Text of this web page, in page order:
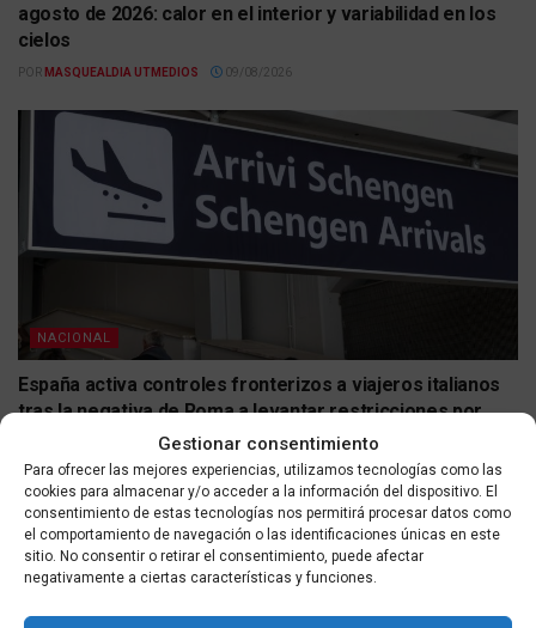
Gestionar consentimiento
Para ofrecer las mejores experiencias, utilizamos tecnologías como las
cookies para almacenar y/o acceder a la información del dispositivo. El
consentimiento de estas tecnologías nos permitirá procesar datos como
el comportamiento de navegación o las identificaciones únicas en este
sitio. No consentir o retirar el consentimiento, puede afectar
negativamente a ciertas características y funciones.
agosto de 2026: calor en el interior y variabilidad en los
cielos
POR MASQUEALDIA UTMEDIOS 09/08/2026
NACIONAL
España activa controles fronterizos a viajeros italianos
tras la negativa de Roma a levantar restricciones por
PORMASQUEALDIA UTMEDIOS 08/08/2026